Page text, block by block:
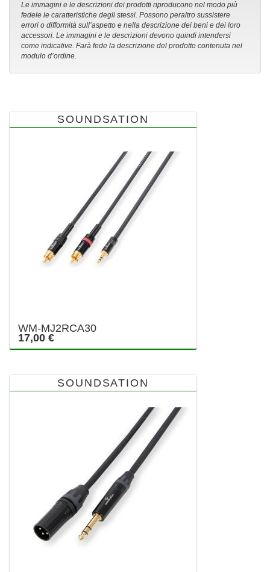
Le immagini e le descrizioni dei prodotti riproducono nel modo più
fedele le caratteristiche degli stessi. Possono peraltro sussistere
errori o difformità sull’aspetto e nella descrizione dei beni e dei loro
accessori. Le immagini e le descrizioni devono quindi intendersi
come indicative. Farà fede la descrizione del prodotto contenuta nel
modulo d’ordine.
SOUNDSATION
WM-MJ2RCA30
17,00 €
SOUNDSATION